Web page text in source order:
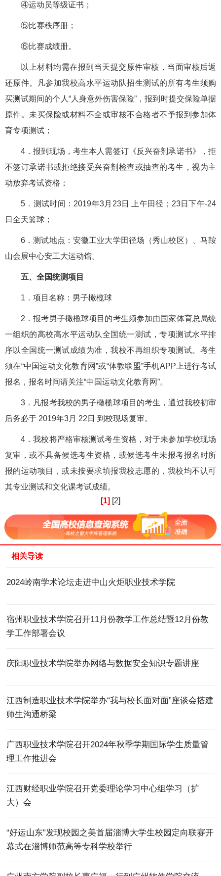
④运动员等级证书；
⑤比赛秩序册；
⑥比赛成绩册。
以上材料均需在报到当天提交原件审核，当面审核后返
还原件。凡参加我校高水平运动队招生测试的所有考生须购
买测试期间的个人“人身意外伤害保险”，报到时提交保险单据
原件。未买保险或材料不全或审核不合格者不予报到参加体
育专项测试；
4．报到现场，考生本人需签订《反兴奋剂承诺书》，拒
不签订承诺书或拒绝接受兴奋剂检查或抽查的考生，视为主
动放弃考试资格；
5．测试时间：2019年3月23日 上午田径；23日下午-24
日全天篮球；
6．测试地点：安徽工业大学田径场（秀山校区）、马鞍
山会展中心安工大运动馆。
五、全国统测项目
1．项目名称：男子橄榄球
2．报考男子橄榄球项目的考生须参加由国家体育总局统
一组织的高校高水平运动队全国统一测试，专项测试水平排
序以全国统一测试成绩为准，我校不再组织专项测试。考生
须在“中国运动文化教育网”或“体教联盟”手机APP上进行考试
报名，报名时间请关注“中国运动文化教育网”。
3．凡报考我校的男子橄榄球项目的考生，通过我校初审
后务必于 2019年3月 22日 到校现场复审。
4．我校将严格审核测试考生资格，对于未参加学校现场
复审，或不具备候选考生资格，或候选考生未报考报名时所
报的运动项目，或未按要求填报我校志愿的，我校均不认可
其专业测试和文化课考试成绩。
[1] [2]
相关导读
2024岭南学术论坛走进中山火炬职业技术学院
宿州职业技术学院召开11月份教学工作总结暨12月份教
学工作部署会议
庆阳职业技术学院举办网络与数据安全知识专题讲座
江西制造职业技术学院举办“我与校长面对面”座谈会搭建
师生沟通桥梁
广西职业技术学院召开2024年秋季学期国际学生质量管
理工作推进会
江西财经职业学院召开党委理论学习中心组学习（扩
大）会
“好运山东”发现校园之美首届淄博大学生校园定向联赛开
幕式在淄博师范高等专科学校举行